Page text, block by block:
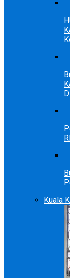
RI
Kuala